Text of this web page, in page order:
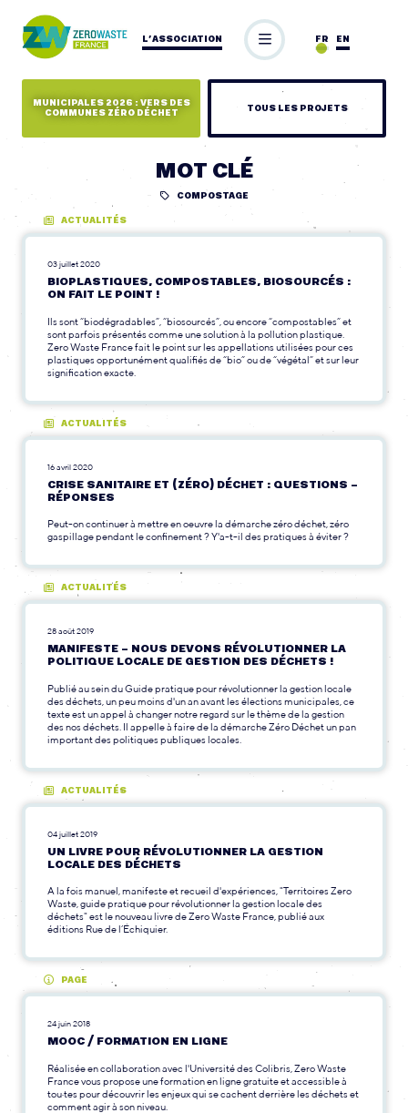
L’ASSOCIATION EN
FR
MUNICIPALES 2026 : VERS DES
COMMUNES ZÉRO DÉCHET
TOUS LES PROJETS
MOT CLÉ
COMPOSTAGE
ACTUALITÉS
03 juillet 2020
BIOPLASTIQUES, COMPOSTABLES, BIOSOURCÉS :
ON FAIT LE POINT !
Ils sont “biodégradables”, “biosourcés”, ou encore “compostables” et
sont parfois présentés comme une solution à la pollution plastique.
Zero Waste France fait le point sur les appellations utilisées pour ces
plastiques opportunément qualifiés de “bio” ou de “végétal” et sur leur
signification exacte.
ACTUALITÉS
16 avril 2020
CRISE SANITAIRE ET (ZÉRO) DÉCHET : QUESTIONS –
RÉPONSES
Peut-on continuer à mettre en oeuvre la démarche zéro déchet, zéro
gaspillage pendant le confinement ? Y'a-t-il des pratiques à éviter ?
ACTUALITÉS
28 août 2019
MANIFESTE – NOUS DEVONS RÉVOLUTIONNER LA
POLITIQUE LOCALE DE GESTION DES DÉCHETS !
Publié au sein du Guide pratique pour révolutionner la gestion locale
des déchets, un peu moins d'un an avant les élections municipales, ce
texte est un appel à changer notre regard sur le thème de la gestion
des nos déchets. Il appelle à faire de la démarche Zéro Déchet un pan
important des politiques publiques locales.
ACTUALITÉS
04 juillet 2019
UN LIVRE POUR RÉVOLUTIONNER LA GESTION
LOCALE DES DÉCHETS
A la fois manuel, manifeste et recueil d'expériences, "Territoires Zero
Waste, guide pratique pour révolutionner la gestion locale des
déchets" est le nouveau livre de Zero Waste France, publié aux
éditions Rue de l’Échiquier.
PAGE
24 juin 2018
MOOC / FORMATION EN LIGNE
Réalisée en collaboration avec l'Université des Colibris, Zero Waste
France vous propose une formation en ligne gratuite et accessible à
tou·tes pour découvrir les enjeux qui se cachent derrière les déchets et
comment agir à son niveau.